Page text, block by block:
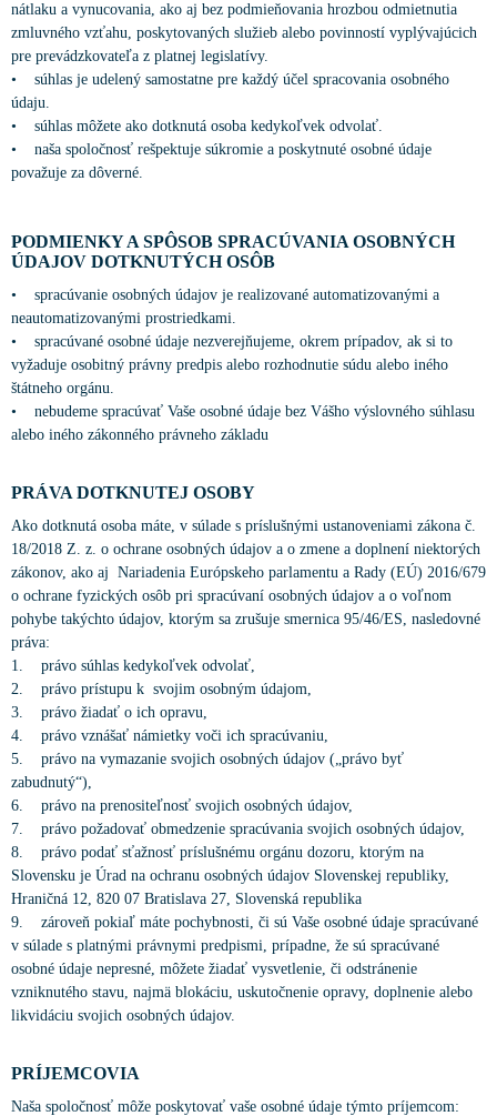
nátlaku a vynucovania, ako aj bez podmieňovania hrozbou odmietnutia
zmluvného vzťahu, poskytovaných služieb alebo povinností vyplývajúcich
pre prevádzkovateľa z platnej legislatívy.
• súhlas je udelený samostatne pre každý účel spracovania osobného
údaju.
• súhlas môžete ako dotknutá osoba kedykoľvek odvolať.
• naša spoločnosť rešpektuje súkromie a poskytnuté osobné údaje
považuje za dôverné.
PODMIENKY A SPÔSOB SPRACÚVANIA OSOBNÝCH
ÚDAJOV DOTKNUTÝCH OSÔB
• spracúvanie osobných údajov je realizované automatizovanými a
neautomatizovanými prostriedkami.
• spracúvané osobné údaje nezverejňujeme, okrem prípadov, ak si to
vyžaduje osobitný právny predpis alebo rozhodnutie súdu alebo iného
štátneho orgánu.
• nebudeme spracúvať Vaše osobné údaje bez Vášho výslovného súhlasu
alebo iného zákonného právneho základu
PRÁVA DOTKNUTEJ OSOBY
Ako dotknutá osoba máte, v súlade s príslušnými ustanoveniami zákona č.
18/2018 Z. z. o ochrane osobných údajov a o zmene a doplnení niektorých
zákonov, ako aj Nariadenia Európskeho parlamentu a Rady (EÚ) 2016/679
o ochrane fyzických osôb pri spracúvaní osobných údajov a o voľnom
pohybe takýchto údajov, ktorým sa zrušuje smernica 95/46/ES, nasledovné
práva:
1. právo súhlas kedykoľvek odvolať,
2. právo prístupu k svojim osobným údajom,
3. právo žiadať o ich opravu,
4. právo vznášať námietky voči ich spracúvaniu,
5. právo na vymazanie svojich osobných údajov („právo byť
zabudnutý“),
6. právo na prenositeľnosť svojich osobných údajov,
7. právo požadovať obmedzenie spracúvania svojich osobných údajov,
8. právo podať sťažnosť príslušnému orgánu dozoru, ktorým na
Slovensku je Úrad na ochranu osobných údajov Slovenskej republiky,
Hraničná 12, 820 07 Bratislava 27, Slovenská republika
9. zároveň pokiaľ máte pochybnosti, či sú Vaše osobné údaje spracúvané
v súlade s platnými právnymi predpismi, prípadne, že sú spracúvané
osobné údaje nepresné, môžete žiadať vysvetlenie, či odstránenie
vzniknutého stavu, najmä blokáciu, uskutočnenie opravy, doplnenie alebo
likvidáciu svojich osobných údajov.
PRÍJEMCOVIA
Naša spoločnosť môže poskytovať vaše osobné údaje týmto príjemcom: